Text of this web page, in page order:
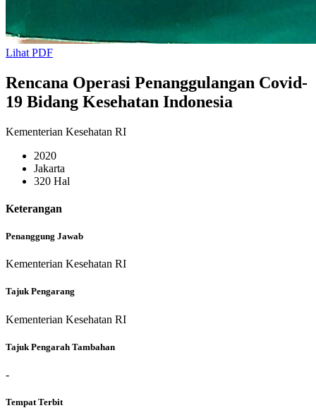
Lihat PDF
Rencana Operasi Penanggulangan Covid-
19 Bidang Kesehatan Indonesia
Kementerian Kesehatan RI
2020
Jakarta
320 Hal
Keterangan
Penanggung Jawab
Kementerian Kesehatan RI
Tajuk Pengarang
Kementerian Kesehatan RI
Tajuk Pengarah Tambahan
-
Tempat Terbit